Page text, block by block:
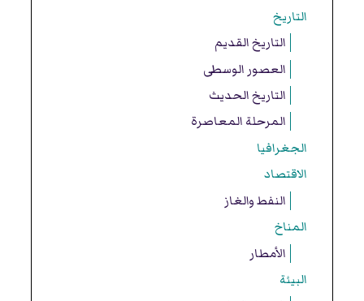
التاريخ
التاريخ القديم
العصور الوسطى
التاريخ الحديث
المرحلة المعاصرة
الجغرافيا
الاقتصاد
النفط والغاز
المناخ
الأمطار
البيئة